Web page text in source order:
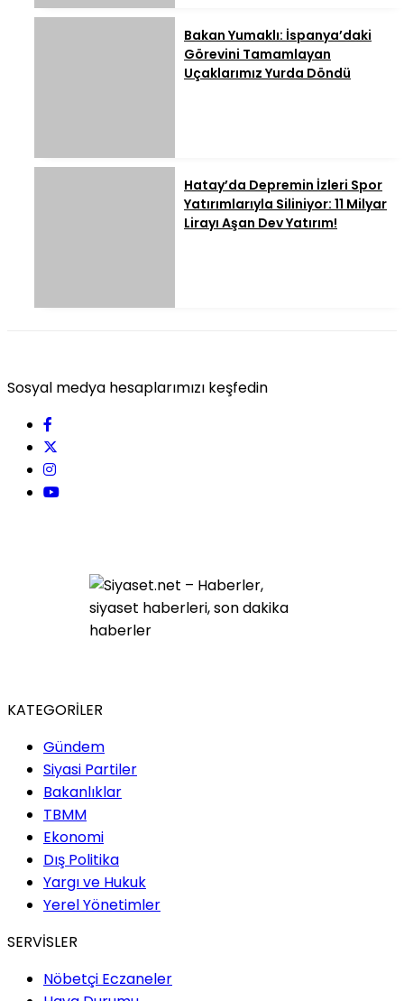
Bakan Yumaklı: İspanya’daki
Görevini Tamamlayan
Uçaklarımız Yurda Döndü
Hatay’da Depremin İzleri Spor
Yatırımlarıyla Siliniyor: 11 Milyar
Lirayı Aşan Dev Yatırım!
Sosyal medya hesaplarımızı keşfedin
KATEGORİLER
Gündem
Siyasi Partiler
Bakanlıklar
TBMM
Ekonomi
Dış Politika
Yargı ve Hukuk
Yerel Yönetimler
SERVİSLER
Nöbetçi Eczaneler